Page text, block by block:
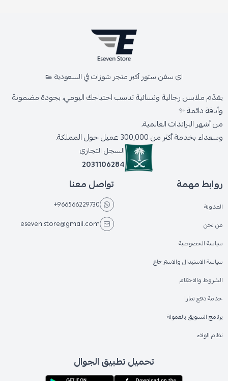
اي سفن ستور أكبر متجر شوزات في السعودية 👟
يقدّم ملابس رجالية ونسائية تناسب احتياجك اليومي، بجودة مضمونة
وأناقة دائمة ✨
من أشهر البراندات العالمية،
وسعداء بخدمة أكثر من 300,000 عميل حول المملكة.
السجل التجاري
2031106284
روابط مهمة
المدونة
من نحن
سياسة الخصوصية
سياسة الاستبدال والاسترجاع
الشروط والاحكام
خدمة دفع تمارا
برنامج التسويق بالعمولة
نظام الولاء
تواصل معنا
+966566229730
eseven.store@gmail.com
تحميل تطبيق الجوال